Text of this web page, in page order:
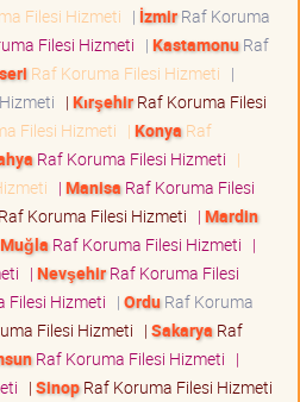
Filesi Hizmeti | İzmirRaf Koruma
Filesi Hizmeti | KastamonuRaf
Raf Koruma Filesi Hizmeti |
| KırşehirRaf Koruma Filesi
Filesi Hizmeti | Konya Raf
Raf Koruma Filesi Hizmeti |
| Manisa Raf Koruma Filesi
Raf Koruma Filesi Hizmeti | Mardin
Muğla Raf Koruma Filesi Hizmeti |
| NevşehirRaf Koruma Filesi
Filesi Hizmeti | OrduRaf Koruma
Filesi Hizmeti | Sakarya Raf
Raf Koruma Filesi Hizmeti |
| SinopRaf Koruma Filesi Hizmeti